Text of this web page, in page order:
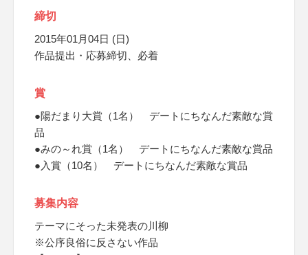
締切
2015年01月04日 (日)
作品提出・応募締切、必着
賞
●陽だまり大賞（1名） デートにちなんだ素敵な賞
品
●みの～れ賞（1名） デートにちなんだ素敵な賞品
●入賞（10名） デートにちなんだ素敵な賞品
募集内容
テーマにそった未発表の川柳
※公序良俗に反さない作品